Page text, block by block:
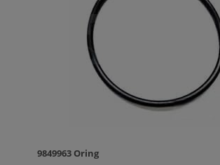
9849963 Oring